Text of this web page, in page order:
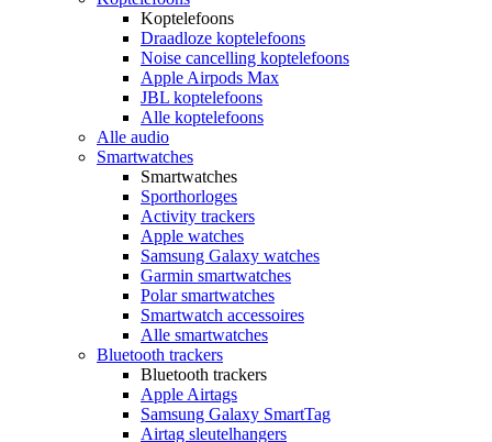
Koptelefoons
Draadloze koptelefoons
Noise cancelling koptelefoons
Apple Airpods Max
JBL koptelefoons
Alle koptelefoons
Alle audio
Smartwatches
Smartwatches
Sporthorloges
Activity trackers
Apple watches
Samsung Galaxy watches
Garmin smartwatches
Polar smartwatches
Smartwatch accessoires
Alle smartwatches
Bluetooth trackers
Bluetooth trackers
Apple Airtags
Samsung Galaxy SmartTag
Airtag sleutelhangers